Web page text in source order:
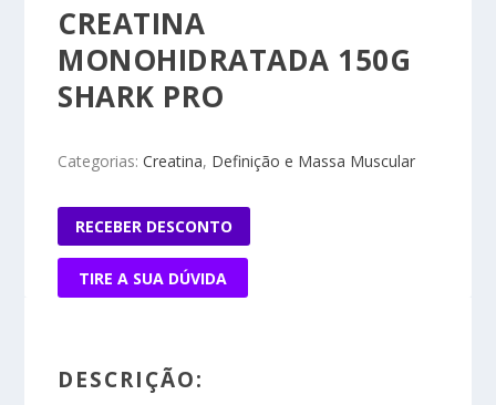
CREATINA
MONOHIDRATADA 150G
SHARK PRO
Categorias:Creatina, Definição e Massa Muscular
RECEBER DESCONTO
TIRE A SUA DÚVIDA
DESCRIÇÃO: